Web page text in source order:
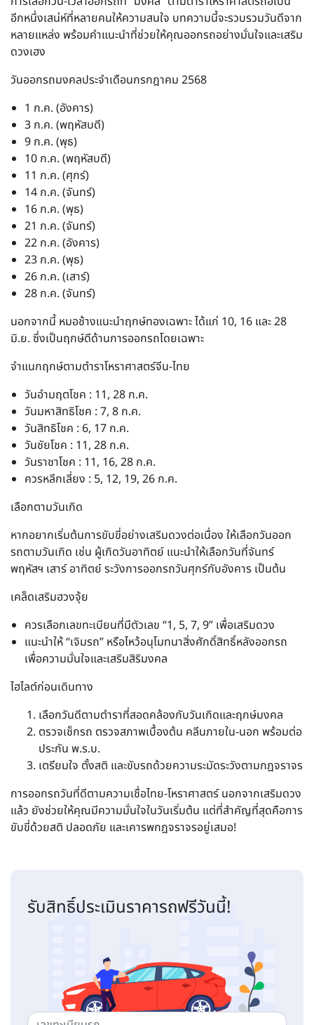
อีกหนึ่งเสน่ห์ที่หลายคนให้ความสนใจ บทความนี้จะรวบรวมวันดีจาก
หลายแหล่ง พร้อมคำแนะนำที่ช่วยให้คุณออกรถอย่างมั่นใจและเสริม
ดวงเฮง
วันออกรถมงคลประจำเดือนกรกฎาคม 2568
1 ก.ค. (อังคาร)
3 ก.ค. (พฤหัสบดี)
9 ก.ค. (พุธ)
10 ก.ค. (พฤหัสบดี)
11 ก.ค. (ศุกร์)
14 ก.ค. (จันทร์)
16 ก.ค. (พุธ)
21 ก.ค. (จันทร์)
22 ก.ค. (อังคาร)
23 ก.ค. (พุธ)
26 ก.ค. (เสาร์)
28 ก.ค. (จันทร์)
นอกจากนี้ หมอช้างแนะนำฤกษ์ทองเฉพาะ ได้แก่ 10, 16 และ 28
มิ.ย. ซึ่งเป็นฤกษ์ดีด้านการออกรถโดยเฉพาะ
จำแนกฤกษ์ตามตำราโหราศาสตร์จีน-ไทย
วันอำมฤตโชค : 11, 28 ก.ค.
วันมหาสิทธิโชค : 7, 8 ก.ค.
วันสิทธิโชค : 6, 17 ก.ค.
วันชัยโชค : 11, 28 ก.ค.
วันราชาโชค : 11, 16, 28 ก.ค.
ควรหลีกเลี่ยง : 5, 12, 19, 26 ก.ค.
เลือกตามวันเกิด
หากอยากเริ่มต้นการขับขี่อย่างเสริมดวงต่อเนื่อง ให้เลือกวันออก
รถตามวันเกิด เช่น ผู้เกิดวันอาทิตย์ แนะนำให้เลือกวันที่จันทร์
พฤหัสฯ เสาร์ อาทิตย์ ระวังการออกรถวันศุกร์กับอังคาร เป็นต้น
เคล็ดเสริมฮวงจุ้ย
ควรเลือกเลขทะเบียนที่มีตัวเลข “1, 5, 7, 9” เพื่อเสริมดวง
แนะนำให้ “เจิมรถ” หรือไหว้อนุโมทนาสิ่งศักดิ์สิทธิ์หลังออกรถ
เพื่อความมั่นใจและเสริมสิริมงคล
ไฮไลต์ก่อนเดินทาง
เลือกวันดีตามตำราที่สอดคล้องกับวันเกิดและฤกษ์มงคล
ตรวจเช็กรถ ตรวจสภาพเบื้องต้น คลีนภายใน-นอก พร้อมต่อ
ประกัน พ.ร.บ.
เตรียมใจ ตั้งสติ และขับรถด้วยความระมัดระวังตามกฎจราจร
การออกรถวันที่ดีตามความเชื่อไทย-โหราศาสตร์ นอกจากเสริมดวง
แล้ว ยังช่วยให้คุณมีความมั่นใจในวันเริ่มต้น แต่ที่สำคัญที่สุดคือการ
ขับขี่ด้วยสติ ปลอดภัย และเคารพกฎจราจรอยู่เสมอ!
รับสิทธิ์ประเมินราคารถฟรีวันนี้!